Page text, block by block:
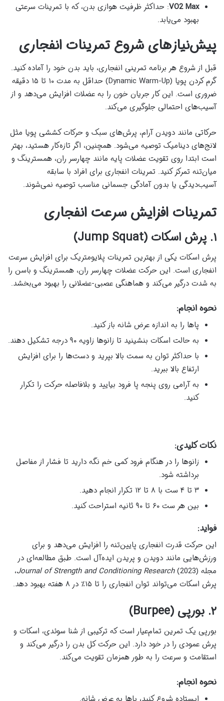
VO2 Max: حداکثر ظرفیت هوازی بدن، که با تمرینات سرعتی
بهبود می‌یابد.
پیش‌نیازهای شروع تمرینات انفجاری
قبل از شروع هر برنامه تمرینی انفجاری، باید بدن خود را آماده کنید.
گرم کردن پویا (Dynamic Warm-Up) حداقل به مدت ۱۰ تا ۱۵ دقیقه
ضروری است. این کار جریان خون را به عضلات افزایش می‌دهد و از
آسیب‌های احتمالی جلوگیری می‌کند.
حرکاتی مانند دویدن آرام، پرش‌های سبک و حرکات کششی پویا مثل
لانج‌های دینامیک توصیه می‌شود. همچنین، اگر تازه‌کار هستید، بهتر
است ابتدا روی تقویت عضلات پایه مانند چهارسر ران، همسترینگ و
میان‌تنه تمرکز کنید. تمرینات انفجاری برای افراد با سابقه
آسیب‌دیدگی یا بدون آمادگی جسمانی مناسب توصیه نمی‌شوند.
تمرینات افزایش سرعت انفجاری
۱. پرش اسکات (Jump Squat)
پرش اسکات یکی از بهترین تمرینات پلایومتریک برای افزایش سرعت
انفجاری است. این حرکت عضلات چهارسر ران، همسترینگ و باسن را
به شدت درگیر می‌کند و هماهنگی عصبی-عضلانی را بهبود می‌بخشد.
نحوه انجام:
پاها را به اندازه عرض شانه باز کنید.
به حالت اسکات بنشینید تا زانوها زاویه ۹۰ درجه تشکیل دهند.
با حداکثر توان به سمت بالا بپرید و دست‌ها را برای افزایش
ارتفاع بالا ببرید.
به آرامی روی پنجه پا فرود بیایید و بلافاصله حرکت را تکرار
کنید.
نکات کلیدی:
زانوها را در هنگام فرود کمی خم نگه دارید تا فشار از مفاصل
برداشته شود.
۳ تا ۴ ست با ۸ تا ۱۲ تکرار انجام دهید.
بین هر ست ۶۰ تا ۹۰ ثانیه استراحت کنید.
فواید:
این حرکت قدرت انفجاری پایین‌تنه را افزایش می‌دهد و برای
ورزش‌هایی مانند دویدن و پریدن ایده‌آل است. طبق مطالعه‌ای در
مجله
Journal of Strength and Conditioning Research(2023)،
پرش اسکات می‌تواند توان انفجاری را تا ۱۵٪ در ۸ هفته بهبود دهد.
۲. بورپی (Burpee)
بورپی یک تمرین تمام‌عیار است که ترکیبی از شنا سوئدی، اسکات و
پرش عمودی را در خود دارد. این حرکت کل بدن را درگیر می‌کند و
استقامت و سرعت را به طور همزمان تقویت می‌کند.
نحوه انجام: